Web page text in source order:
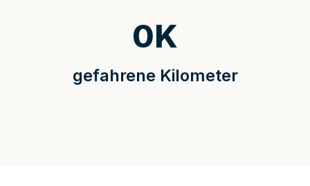
gefahrene Kilometer
0K